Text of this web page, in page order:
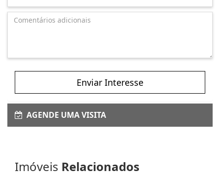
Enviar Interesse
AGENDE UMA VISITA
Imóveis Relacionados